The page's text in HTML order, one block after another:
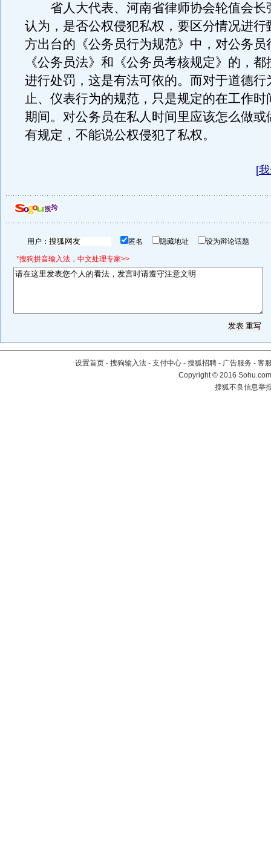
省人大代表、河南省律师协会轮值会长
认为，是否公权侵犯私权，要区分情况进行
方出台的《公务员行为规范》中，对公务员
《公务员法》和《公务员考核规定》的，
进行处罚，这是有法可依的。而对于道德行
止、仪表行为的规范，只是规定的在工作时
期间。对公务员在私人时间里应该怎么做或
有规定，不能说公权侵犯了私权。
[
用户： 匿名 隐藏地址 设为辩论话题
*搜狗拼音输入法，中文处理专家>>
设置首页 - 搜狗输入法 - 支付中心 - 搜狐招聘 - 广告服务 - 客
Copyright©2016
搜狐不良信息举